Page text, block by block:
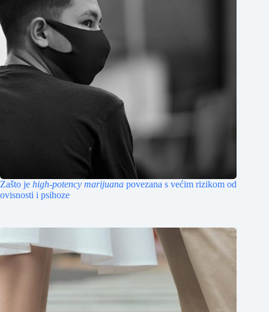
Zašto je high-potency marijuana povezana s većim rizikom od
ovisnosti i psihoze